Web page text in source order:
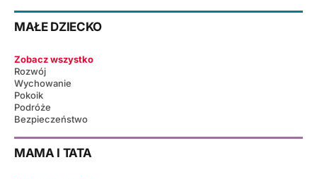
MAŁE DZIECKO
Zobacz wszystko
Rozwój
Wychowanie
Pokoik
Podróże
Bezpieczeństwo
MAMA I TATA